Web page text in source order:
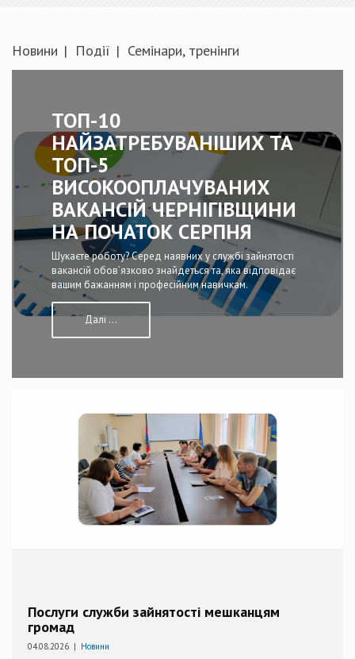
Новини Події Семінари, тренінги
ТОП-10
НАЙЗАТРЕБУВАНІШИХ ТА
ТОП-5
ВИСОКООПЛАЧУВАНИХ
ВАКАНСІЙ ЧЕРНІГІВЩИНИ
НА ПОЧАТОК СЕРПНЯ
Шукаєте роботу? Серед наявних у службі зайнятості
вакансій обов’язково знайдеться та, яка відповідає
вашим бажанням і професійним навичкам.
Далі ...
Послуги служби зайнятості мешканцям
громад
04.08.2026 | Новини